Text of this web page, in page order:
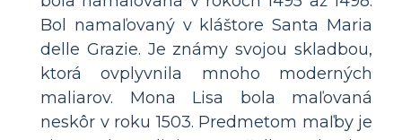
Bol namaľovaný v kláštore Santa Maria
delle Grazie. Je známy svojou skladbou,
ktorá ovplyvnila mnoho moderných
maliarov. Mona Lisa bola maľovaná
neskôr v roku 1503. Predmetom maľby je